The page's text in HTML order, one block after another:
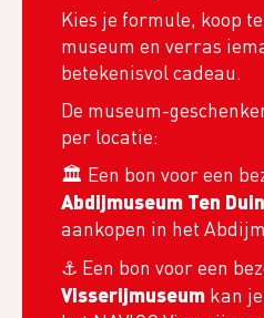
Kies je formule, koop
museum en verras
betekenisvol cadeau.
De museum-
per locatie:
🏛 Een bon voor een
Abdijmuseum Ten
aankopen in het
⚓ Een bon voor een
Visserijmuseum kan